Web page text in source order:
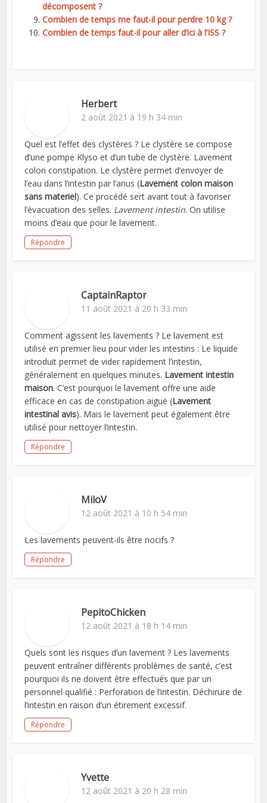
décomposent ?
Combien de temps me faut-il pour perdre 10 kg ?
Combien de temps faut-il pour aller d’ici à l’ISS ?
Herbert
2 août 2021 à 19 h 34 min
Quel est l’effet des clystères ? Le clystère se compose
d’une pompe Klyso et d’un tube de clystère. Lavement
colon constipation. Le clystère permet d’envoyer de
l’eau dans l’intestin par l’anus (Lavement colon maison
sans materiel). Ce procédé sert avant tout à favoriser
l’évacuation des selles. Lavement intestin. On utilise
moins d’eau que pour le lavement.
Répondre
CaptainRaptor
11 août 2021 à 20 h 33 min
Comment agissent les lavements ? Le lavement est
utilisé en premier lieu pour vider les intestins : Le liquide
introduit permet de vider rapidement l’intestin,
généralement en quelques minutes. Lavement intestin
maison. C’est pourquoi le lavement offre une aide
efficace en cas de constipation aiguë (Lavement
intestinal avis). Mais le lavement peut également être
utilisé pour nettoyer l’intestin.
Répondre
MiloV
12 août 2021 à 10 h 54 min
Les lavements peuvent-ils être nocifs ?
Répondre
PepitoChicken
12 août 2021 à 18 h 14 min
Quels sont les risques d’un lavement ? Les lavements
peuvent entraîner différents problèmes de santé, c’est
pourquoi ils ne doivent être effectués que par un
personnel qualifié : Perforation de l’intestin. Déchirure de
l’intestin en raison d’un étirement excessif.
Répondre
Yvette
12 août 2021 à 20 h 28 min